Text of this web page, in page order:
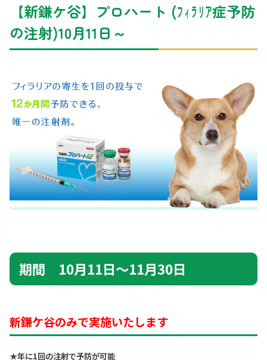
【新鎌ケ谷】プロハート (ﾌｨﾗﾘｱ症予防
の注射)10月11日～
期間 10月11日～11月30日
新鎌ケ谷のみで実施いたします
★年に1回の注射で予防が可能